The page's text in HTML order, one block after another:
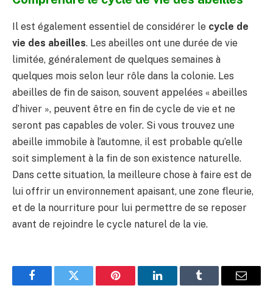
Il est également essentiel de considérer le cycle de
vie des abeilles. Les abeilles ont une durée de vie
limitée, généralement de quelques semaines à
quelques mois selon leur rôle dans la colonie. Les
abeilles de fin de saison, souvent appelées « abeilles
d’hiver », peuvent être en fin de cycle de vie et ne
seront pas capables de voler. Si vous trouvez une
abeille immobile à l’automne, il est probable qu’elle
soit simplement à la fin de son existence naturelle.
Dans cette situation, la meilleure chose à faire est de
lui offrir un environnement apaisant, une zone fleurie,
et de la nourriture pour lui permettre de se reposer
avant de rejoindre le cycle naturel de la vie.
FacebookTwitter Pinterest LinkedInTumblr Email